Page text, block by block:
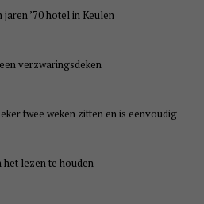
jaren ’70 hotel in Keulen
verzwaringsdeken
twee weken zitten en is eenvoudig
het lezen te houden